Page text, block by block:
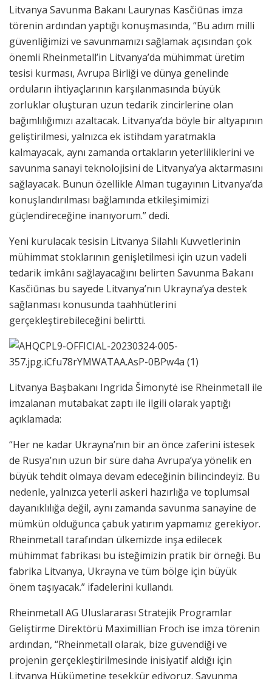
Litvanya Savunma Bakanı Laurynas Kasčiūnas imza
törenin ardından yaptığı konuşmasında, “Bu adım milli
güvenliğimizi ve savunmamızı sağlamak açısından çok
önemli Rheinmetall’in Litvanya’da mühimmat üretim
tesisi kurması, Avrupa Birliği ve dünya genelinde
orduların ihtiyaçlarının karşılanmasında büyük
zorluklar oluşturan uzun tedarik zincirlerine olan
bağımlılığımızı azaltacak. Litvanya’da böyle bir altyapının
geliştirilmesi, yalnızca ek istihdam yaratmakla
kalmayacak, aynı zamanda ortakların yeterliliklerini ve
savunma sanayi teknolojisini de Litvanya’ya aktarmasını
sağlayacak. Bunun özellikle Alman tugayının Litvanya’da
konuşlandırılması bağlamında etkileşimimizi
güçlendireceğine inanıyorum.” dedi.
Yeni kurulacak tesisin Litvanya Silahlı Kuvvetlerinin
mühimmat stoklarının genişletilmesi için uzun vadeli
tedarik imkânı sağlayacağını belirten Savunma Bakanı
Kasčiūnas bu sayede Litvanya’nın Ukrayna’ya destek
sağlanması konusunda taahhütlerini
gerçekleştirebileceğini belirtti.
Litvanya Başbakanı Ingrida Šimonytė ise Rheinmetall ile
imzalanan mutabakat zaptı ile ilgili olarak yaptığı
açıklamada:
“Her ne kadar Ukrayna’nın bir an önce zaferini istesek
de Rusya’nın uzun bir süre daha Avrupa’ya yönelik en
büyük tehdit olmaya devam edeceğinin bilincindeyiz. Bu
nedenle, yalnızca yeterli askeri hazırlığa ve toplumsal
dayanıklılığa değil, aynı zamanda savunma sanayine de
mümkün olduğunca çabuk yatırım yapmamız gerekiyor.
Rheinmetall tarafından ülkemizde inşa edilecek
mühimmat fabrikası bu isteğimizin pratik bir örneği. Bu
fabrika Litvanya, Ukrayna ve tüm bölge için büyük
önem taşıyacak.” ifadelerini kullandı.
Rheinmetall AG Uluslararası Stratejik Programlar
Geliştirme Direktörü Maximillian Froch ise imza törenin
ardından, “Rheinmetall olarak, bize güvendiği ve
projenin gerçekleştirilmesinde inisiyatif aldığı için
Litvanya Hükümetine teşekkür ediyoruz. Savunma